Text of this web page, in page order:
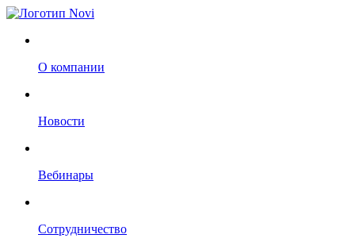
О компании
Новости
Вебинары
Сотрудничество